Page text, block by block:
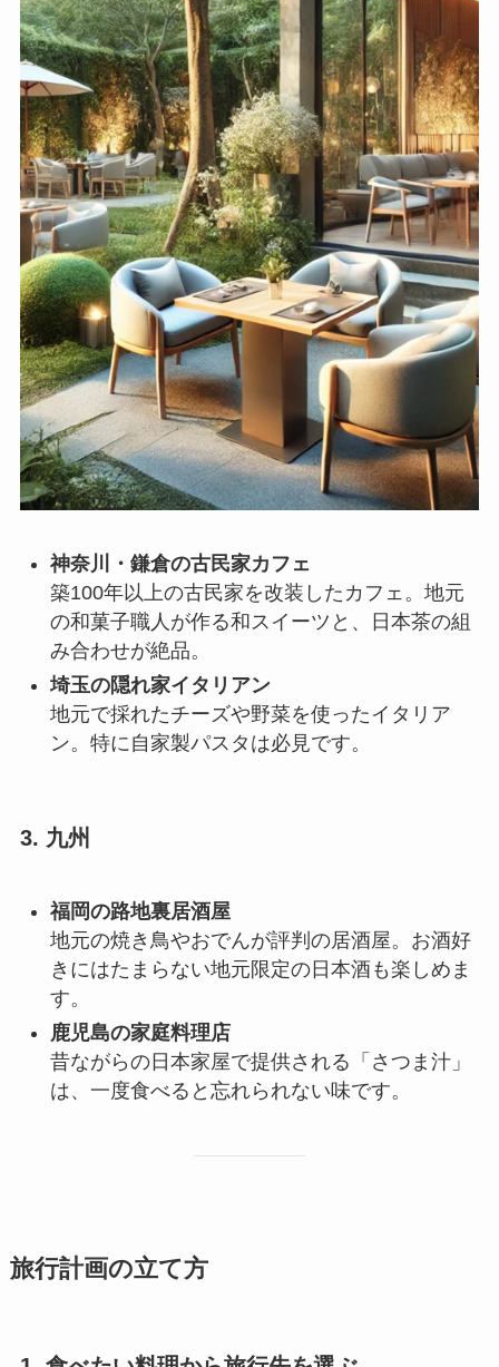
神奈川・鎌倉の古民家カフェ
築100年以上の古民家を改装したカフェ。地元
の和菓子職人が作る和スイーツと、日本茶の組
み合わせが絶品。
埼玉の隠れ家イタリアン
地元で採れたチーズや野菜を使ったイタリア
ン。特に自家製パスタは必見です。
3. 九州
福岡の路地裏居酒屋
地元の焼き鳥やおでんが評判の居酒屋。お酒好
きにはたまらない地元限定の日本酒も楽しめま
す。
鹿児島の家庭料理店
昔ながらの日本家屋で提供される「さつま汁」
は、一度食べると忘れられない味です。
旅行計画の立て方